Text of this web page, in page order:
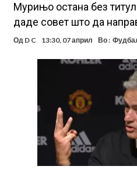
Мурињо остана без
даде совет што да
Од D C 13:30, 07 април Во :